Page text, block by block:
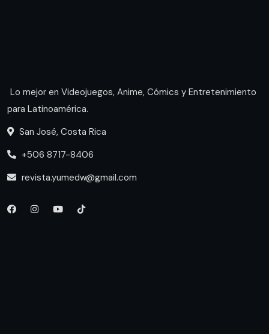
Lo mejor en Videojuegos, Anime, Cómics y Entretenimiento
para Latinoamérica.
San José, Costa Rica
+506 8717-8406
revista.yumedw@gmail.com